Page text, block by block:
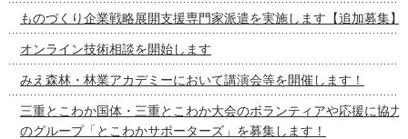
ものづくり企業戦略展開支援専門家派遣を実施します【追加募集】
オンライン技術相談を開始します
みえ森林・林業アカデミーにおいて講演会等を開催します！
三重とこわか国体・三重とこわか大会のボランティアや応援に協力
のグループ「とこわかサポーターズ」を募集します！